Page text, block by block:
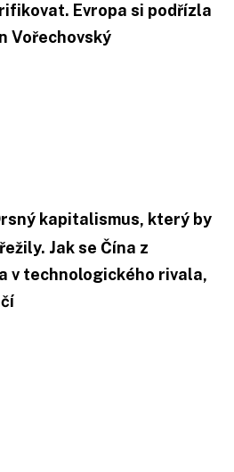
Evropa si podřízla
Vořechovský
kapitalismus, který by
Jak se Čína z
v technologického rivala,